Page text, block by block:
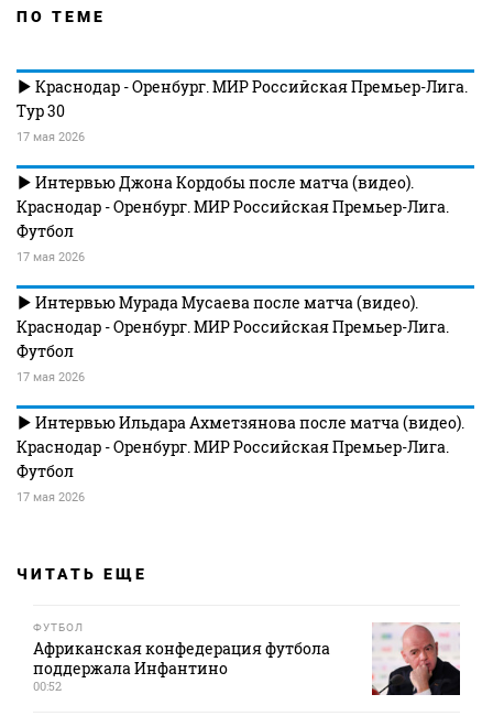
ПО ТЕМЕ
Краснодар - Оренбург. МИР Российская Премьер-Лига.
Тур 30
17 мая 2026
Интервью Джона Кордобы после матча (видео).
Краснодар - Оренбург. МИР Российская Премьер-Лига.
Футбол
17 мая 2026
Интервью Мурада Мусаева после матча (видео).
Краснодар - Оренбург. МИР Российская Премьер-Лига.
Футбол
17 мая 2026
Интервью Ильдара Ахметзянова после матча (видео).
Краснодар - Оренбург. МИР Российская Премьер-Лига.
Футбол
17 мая 2026
ЧИТАТЬ ЕЩЕ
ФУТБОЛ
Африканская конфедерация футбола
поддержала Инфантино
00:52